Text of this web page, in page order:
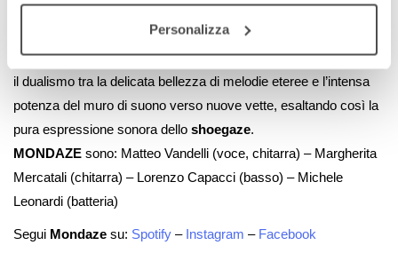
Personalizza
Bronson Recordingse tornano con un nuovo album,Linger,in
cui affrontano il tema dell’alienazione in un mondo privo di
contemplazione. Il sound si fa più maturo e stratificato portando
il dualismo tra la delicata bellezza di melodie eteree e l’intensa
potenza del muro di suono verso nuove vette, esaltando così la
pura espressione sonora dello shoegaze.
MONDAZE sono: Matteo Vandelli (voce, chitarra) – Margherita
Mercatali (chitarra) – Lorenzo Capacci (basso) – Michele
Leonardi (batteria)
Segui Mondaze su: Spotify – Instagram – Facebook